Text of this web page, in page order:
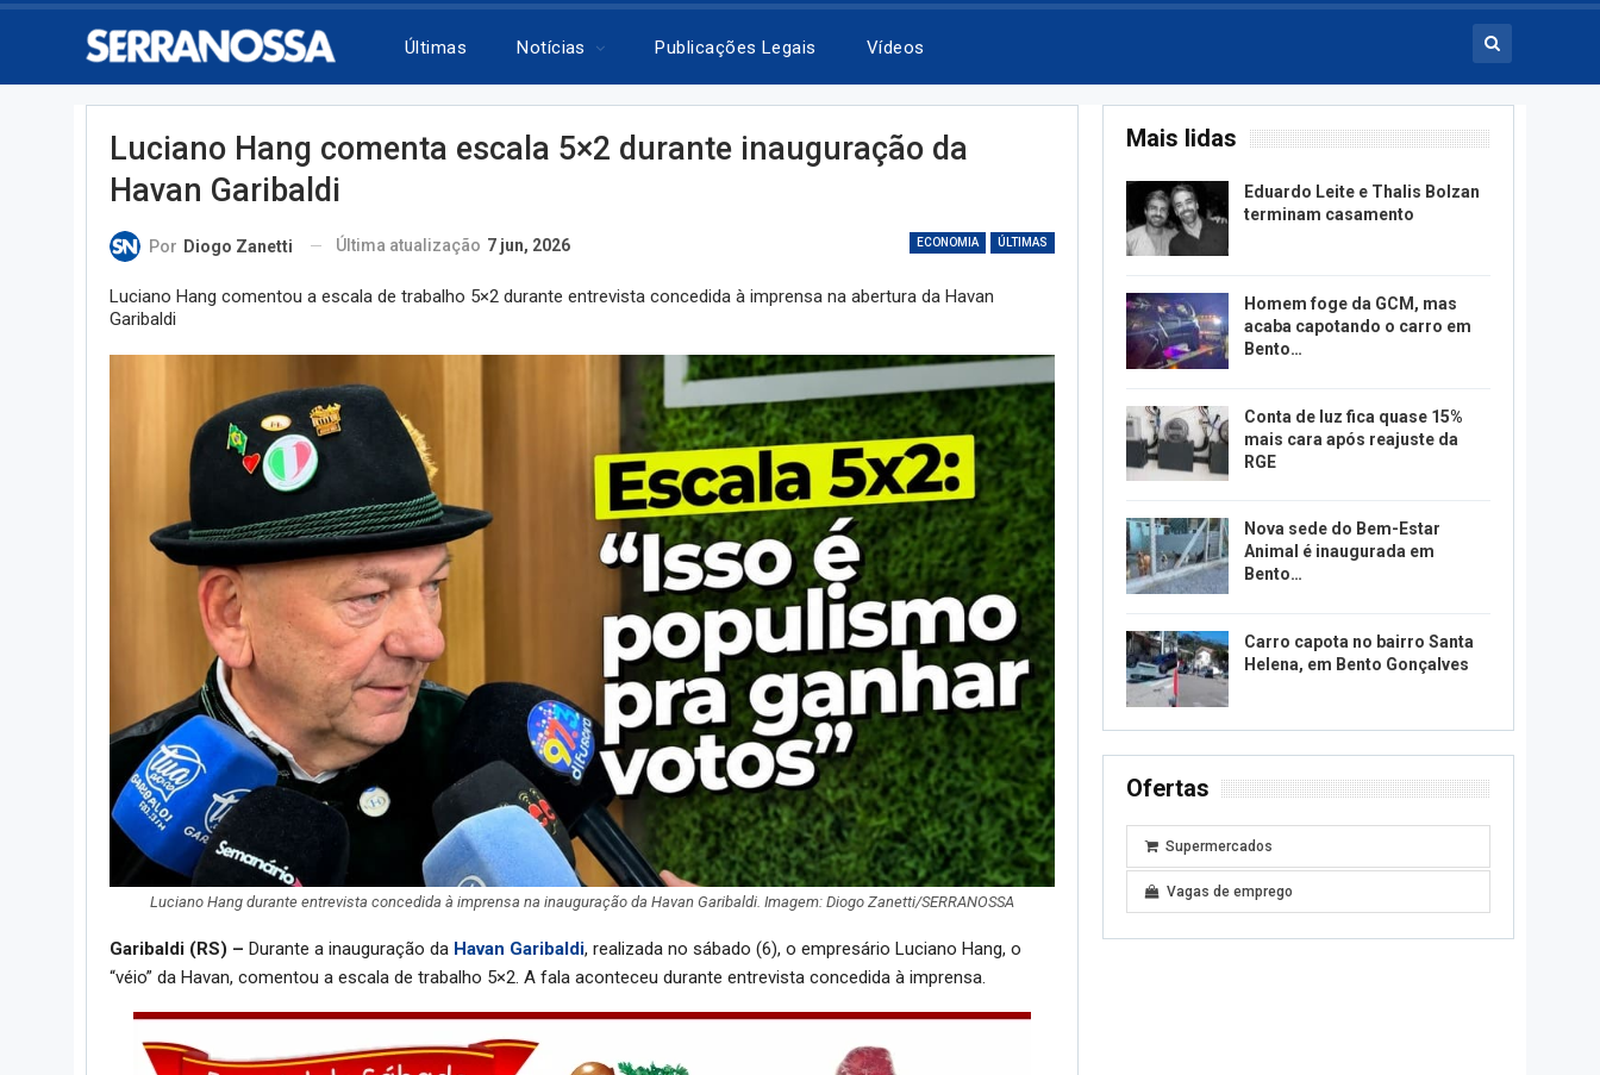
Últimas Notícias Publicações Legais Vídeos
Luciano Hang comenta escala 5×2 durante inauguração da
Havan Garibaldi
ECONOMIA ÚLTIMAS
Por Diogo Zanetti Última atualização 7 jun, 2026
Luciano Hang comentou a escala de trabalho 5×2 durante entrevista concedida à imprensa na abertura da Havan
Garibaldi
Luciano Hang durante entrevista concedida à imprensa na inauguração da Havan Garibaldi. Imagem: Diogo Zanetti/SERRANOSSA
Garibaldi (RS) – Durante a inauguração da Havan Garibaldi, realizada no sábado (6), o empresário Luciano Hang, o
“véio” da Havan, comentou a escala de trabalho 5×2. A fala aconteceu durante entrevista concedida à imprensa.
Mais lidas
Eduardo Leite e Thalis Bolzan
terminam casamento
Homem foge da GCM, mas
acaba capotando o carro em
Bento…
Conta de luz fica quase 15%
mais cara após reajuste da
RGE
Nova sede do Bem-Estar
Animal é inaugurada em
Bento…
Carro capota no bairro Santa
Helena, em Bento Gonçalves
Ofertas
Supermercados
Vagas de emprego